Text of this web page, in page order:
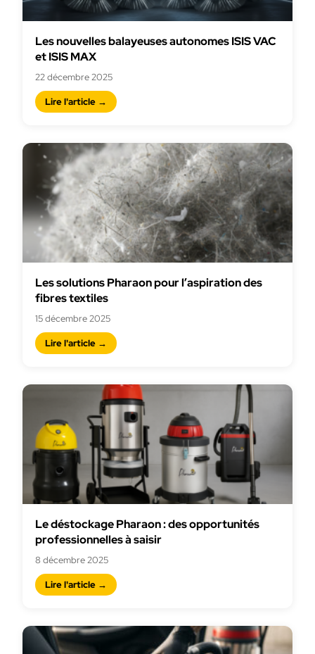
Les nouvelles balayeuses autonomes ISIS VAC
et ISIS MAX
22 décembre 2025
Lire l'article →
Les solutions Pharaon pour l’aspiration des
fibres textiles
15 décembre 2025
Lire l'article →
Le déstockage Pharaon : des opportunités
professionnelles à saisir
8 décembre 2025
Lire l'article →